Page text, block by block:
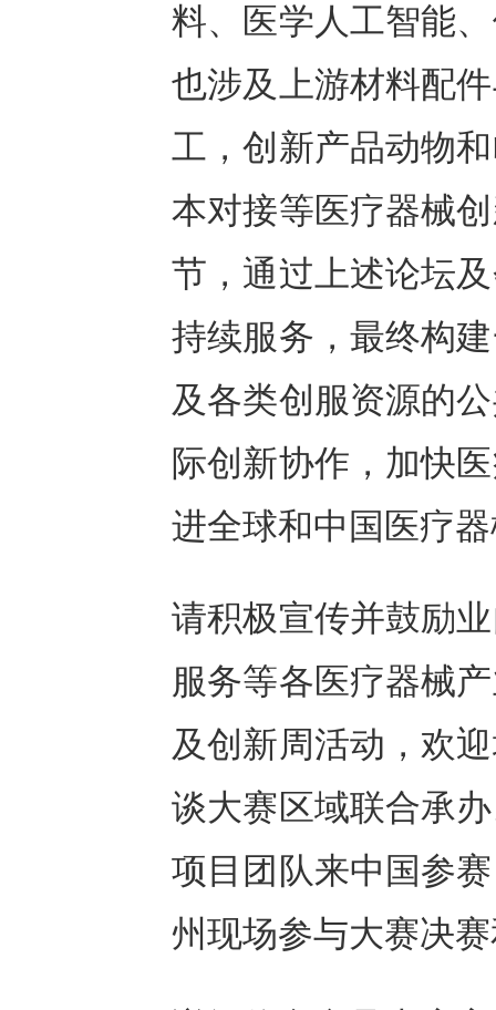
料、医学人工智能
也涉及上游材料配
工，创新产品动物
本对接等医疗器械
节，通过上述论坛
持续服务，最终构
及各类创服资源的
际创新协作，加快
进全球和中国医疗
请积极宣传并鼓励
服务等各医疗器械
及创新周活动，欢
谈大赛区域联合承
项目团队来中国参
州现场参与大赛决